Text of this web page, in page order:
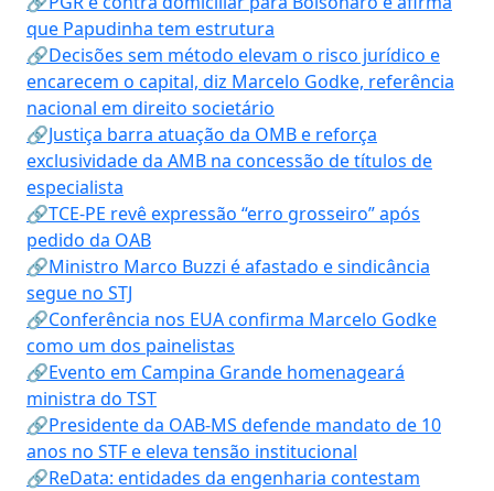
que Papudinha tem estrutura
🔗Decisões sem método elevam o risco jurídico e
encarecem o capital, diz Marcelo Godke, referência
nacional em direito societário
🔗Justiça barra atuação da OMB e reforça
exclusividade da AMB na concessão de títulos de
especialista
🔗TCE-PE revê expressão “erro grosseiro” após
pedido da OAB
🔗Ministro Marco Buzzi é afastado e sindicância
segue no STJ
🔗Conferência nos EUA confirma Marcelo Godke
como um dos painelistas
🔗Evento em Campina Grande homenageará
ministra do TST
🔗Presidente da OAB-MS defende mandato de 10
anos no STF e eleva tensão institucional
🔗ReData: entidades da engenharia contestam